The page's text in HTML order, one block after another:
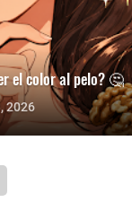
el color al pelo? 🤔
2026